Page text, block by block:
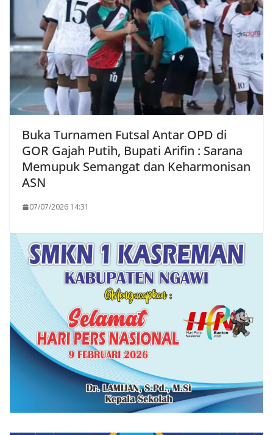
Buka Turnamen Futsal Antar OPD di
GOR Gajah Putih, Bupati Arifin : Sarana
Memupuk Semangat dan Keharmonisan
ASN
07/07/2026 14:31